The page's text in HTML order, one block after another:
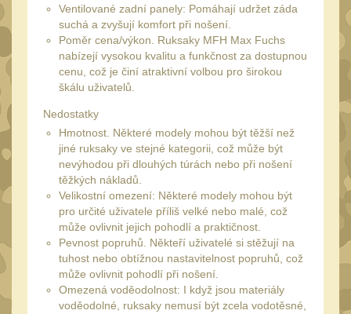
1" Picatinny
1" Dovetail13
30mm Picatinny 47
30mm Dovetail
34mm
Montáže pre kolimátory
Ostatní13
Montáže na hlaveň
Montáže pro svítilny 18
Předpažbí56
Pre AK 11
Ventilované zadní panely: Pomáhají udržet záda
suchá a zvyšují komfort při nošení.
Poměr cena/výkon. Ruksaky MFH Max Fuchs
nabízejí vysokou kvalitu a funkčnost za dostupnou
cenu, což je činí atraktivní volbou pro širokou
škálu uživatelů.
Nedostatky
Hmotnost. Některé modely mohou být těžší než
jiné ruksaky ve stejné kategorii, což může být
nevýhodou při dlouhých túrách nebo při nošení
těžkých nákladů.
Velikostní omezení: Některé modely mohou být
pro určité uživatele příliš velké nebo malé, což
může ovlivnit jejich pohodlí a praktičnost.
Pevnost popruhů. Někteří uživatelé si stěžují na
tuhost nebo obtížnou nastavitelnost popruhů, což
může ovlivnit pohodlí při nošení.
Omezená voděodolnost: I když jsou materiály
voděodolné, ruksaky nemusí být zcela vodotěsné,